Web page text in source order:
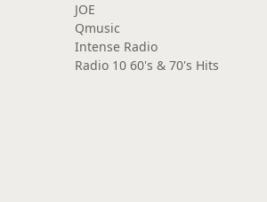
JOE
Qmusic
Intense Radio
Radio 10 60's & 70's Hits